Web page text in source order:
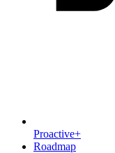
Proactive+
Roadmap